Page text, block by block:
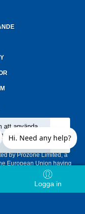
att använda
att vi
Logga in
by Prozone Limited, a
European Union having
office at Mezzanine
STJ 3123, Malta.
license, issued by MGA